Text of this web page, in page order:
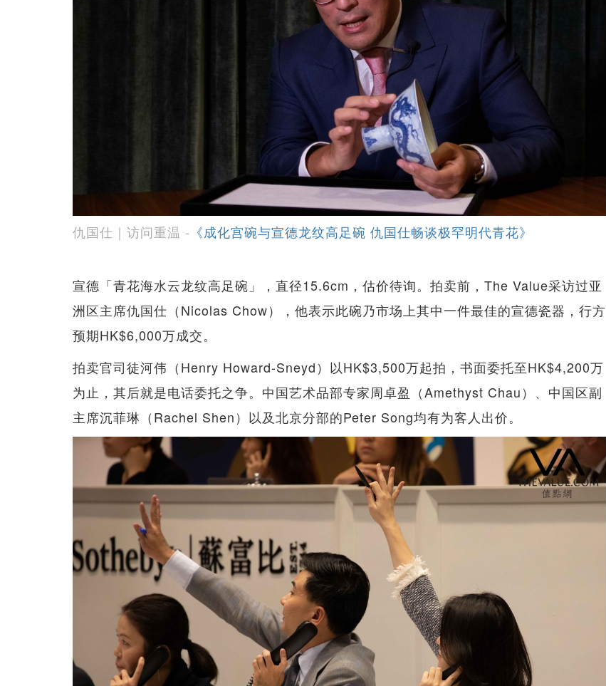
仇国仕｜访问重温 - 《成化宫碗与宣德龙纹高足碗 仇国仕畅谈极罕明代青花》
宣德「青花海水云龙纹高足碗」，直径15.6cm，估价待询。拍卖前，The Value采访过亚
洲区主席仇国仕（Nicolas Chow），他表示此碗乃市场上其中一件最佳的宣德瓷器，行方
预期HK$6,000万成交。
拍卖官司徒河伟（Henry Howard-Sneyd）以HK$3,500万起拍，书面委托至HK$4,200万
为止，其后就是电话委托之争。中国艺术品部专家周卓盈（Amethyst Chau）、中国区副
主席沉菲琳（Rachel Shen）以及北京分部的Peter Song均有为客人出价。